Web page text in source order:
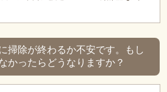
掃除が終わるか不安です。もし
かったらどうなりますか？